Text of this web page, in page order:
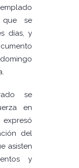
se
días, y
se
en
del
asisten
y